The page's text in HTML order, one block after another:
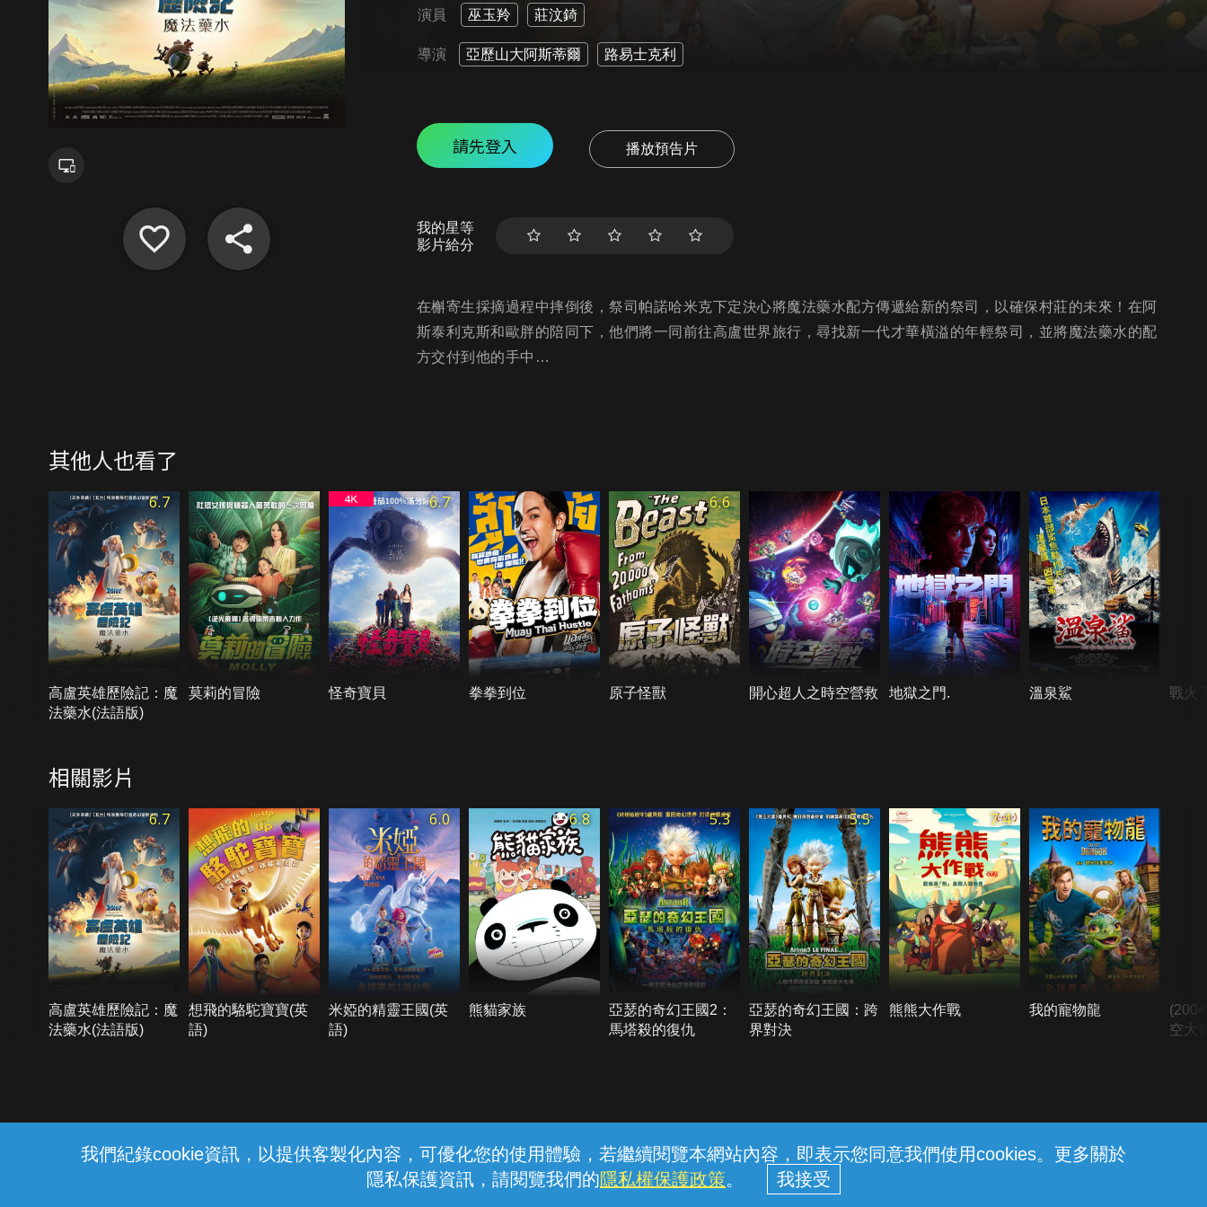
我們紀錄cookie資訊，以提供客製化內容，可優化您的使用體驗，若繼續閱覽本網站內容，即表示您同意我們使用cookies。更多關於
隱私保護資訊，請閱覽我們的隱私權保護政策。
演員 巫玉羚 莊汶錡
導演 亞歷山大阿斯蒂爾 路易士克利
請先登入 播放預告片
我的星等
影片給分
在槲寄生採摘過程中摔倒後，祭司帕諾哈米克下定決心將魔法藥水配方傳遞給新的祭司，以確保村莊的未來！在阿
斯泰利克斯和歐胖的陪同下，他們將一同前往高盧世界旅行，尋找新一代才華橫溢的年輕祭司，並將魔法藥水的配
方交付到他的手中…
其他人也看了
6.7
高盧英雄歷險記：魔
法藥水(法語版)
莫莉的冒險
6.7
怪奇寶貝 拳拳到位
6.6
原子怪獸 開心超人之時空營救 地獄之門. 溫泉鯊 戰火
相關影片
6.7
高盧英雄歷險記：魔
法藥水(法語版)
想飛的駱駝寶寶(英
語)
6.0
米婭的精靈王國(英
語)
6.8
熊貓家族
5.3
亞瑟的奇幻王國2：
馬塔殺的復仇
5.5
亞瑟的奇幻王國：跨
界對決
7.4
熊熊大作戰 我的寵物龍
空大
線上客服 服務條款 隱私權保護
中華電信股份有限公司個人家庭分公司 (統一編號：96979949) © 2026